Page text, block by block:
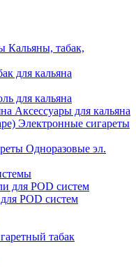
Кальяны, табак,
для кальяна
для кальяна
Аксессуары для кальяна
Электронные сигареты
Одноразовые эл.
POD систем
табак